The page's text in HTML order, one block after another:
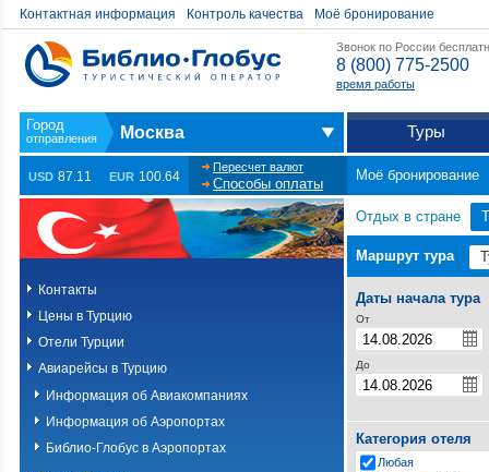
Контактная информация Контроль качества Моё бронирование
Звонок по России
8 (800) 775-2500
время работы
Москва Туры
USD 87.11 EUR 100.64
Пересчет валют
Способы оплаты
Моё бронирование
Контакты
Цены в Турцию
Отели Турции
Авиарейсы в Турцию
Информация об Авиакомпаниях
Информация об Аэропортах
Библио-Глобус в Аэропортах
Отдых в стране
Маршрут тура
Даты начала тура
От
До
Категория отеля
Любая